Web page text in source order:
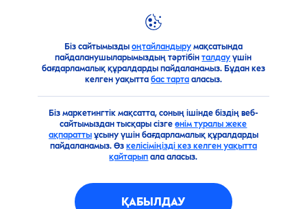
Біз сайтымызды оңтайландырумақсатында
пайдаланушыларымыздың тәртібінталдау үшін
бағдарламалық құралдарды пайдаланамыз. Бұдан кез
келген уақытта бас тартааласыз.
Біз маркетингтік мақсатта, соның ішінде біздің веб-
сайтымыздан тысқары сізгеөнім туралы жеке
ақпараттыұсыну үшін бағдарламалық құралдарды
пайдаланамыз. Өз келісіміңізді кез келген уақытта
қайтарып ала аласыз.
ҚАБЫЛДАУ
Ұсыныстар Тері күтімі Теріге күтім жасау тарихы